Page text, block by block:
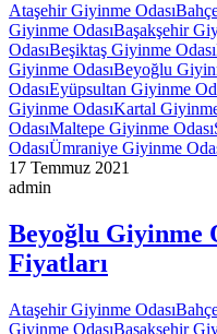
Ataşehir Giyinme Odası
Giyinme OdasıBaşakşehir
OdasıBeşiktaş Giyinme Odası
Giyinme OdasıBeyoğlu
OdasıEyüpsultan Giyinme
Giyinme OdasıKartal
OdasıMaltepe Giyinme Odası
OdasıÜmraniye Giyinme
17 Temmuz 2021
admin
Beyoğlu Giyinme
Fiyatları
Ataşehir Giyinme Odası
Giyinme OdasıBaşakşehir